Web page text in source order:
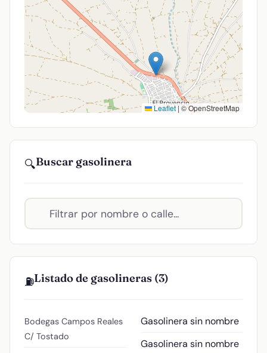
Leaflet |© OpenStreetMap
🔍Buscar gasolinera
⛽Listado de gasolineras (3)
Bodegas Campos Reales
C/ Tostado
Gasolinera sin nombre
Gasolinera sin nombre